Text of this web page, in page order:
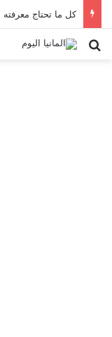
كل ما تحتاج معرفته
بحث عن